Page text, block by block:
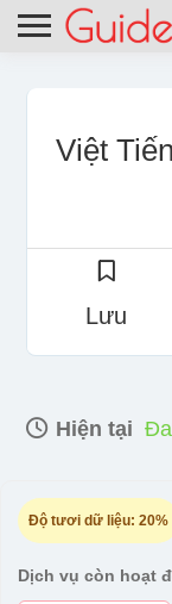
Việt
Lưu
Hiện tại
Độ tươi dữ liệu: 20%
Dịch vụ còn hoạt